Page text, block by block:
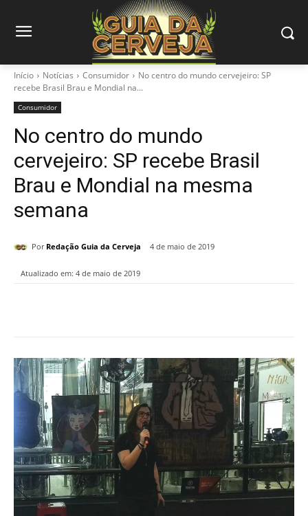
Início Notícias Consumidor
No centro do mundo cervejeiro: SP
recebe Brasil Brau e Mondial na...
Consumidor
No centro do mundo
cervejeiro: SP recebe Brasil
Brau e Mondial na mesma
semana
Por Redação Guia da Cerveja 4 de maio de 2019
Atualizado em: 4 de maio de 2019